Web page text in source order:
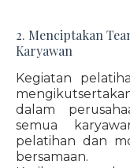
2. Menciptakan
Karyawan
Kegiatan
dalam
semua
pelatihan dan
bersamaan.